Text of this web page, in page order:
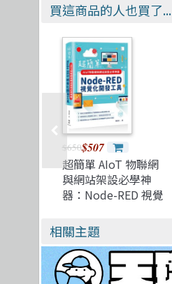
買這商品的人也買了...
$650$507
超簡單 AIoT 物聯網
與網站架設必學神
器：Node-RED 視覺
相關主題